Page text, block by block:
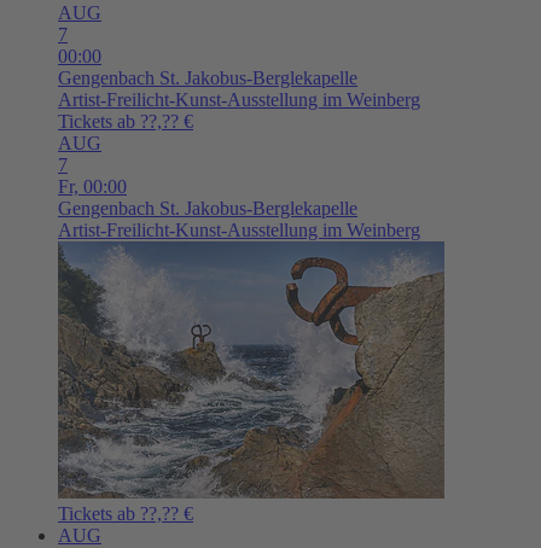
AUG
7
00:00
Gengenbach St. Jakobus-Berglekapelle
Artist-Freilicht-Kunst-Ausstellung im Weinberg
Tickets ab ??,?? €
AUG
7
Fr, 00:00
Gengenbach St. Jakobus-Berglekapelle
Artist-Freilicht-Kunst-Ausstellung im Weinberg
Tickets ab ??,?? €
AUG